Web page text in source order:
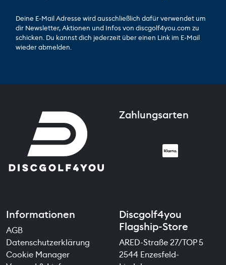
Deine E-Mail Adresse wird ausschließlich dafür verwendet um
dir Newsletter, Aktionen und Infos von discgolf4you.com zu
schicken. Du kannst dich jederzeit über einen Link im E-Mail
wieder abmelden.
Zahlungsarten
Informationen
AGB
Datenschutzerklärung
Cookie Manager
Discgolf4you
Flagship-Store
ARED-Straße 27/TOP 5
2544 Enzesfeld-